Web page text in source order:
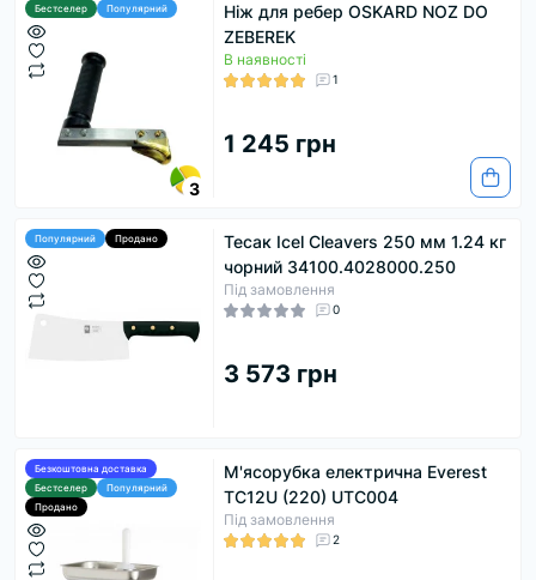
Бестселер Популярний
3
Ніж для ребер OSKARD NOZ DO
ZEBEREK
В наявності
1
1 245 грн
Популярний Продано
Тесак Icel Cleavers 250 мм 1.24 кг
чорний 34100.4028000.250
Під замовлення
0
3 573 грн
Безкоштовна доставка
Бестселер
Популярний
Продано
М'ясорубка електрична Everest
TC12U (220) UTC004
Під замовлення
2